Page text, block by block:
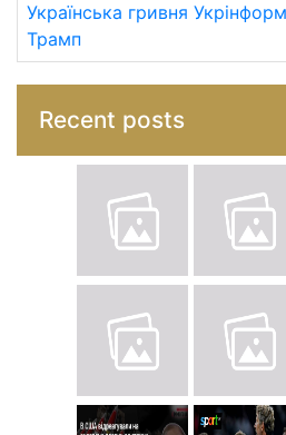
Українська гривня Укрінформ
Трамп
Recent posts